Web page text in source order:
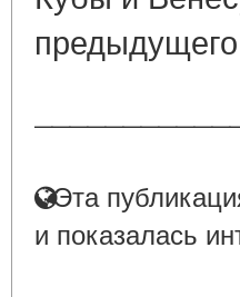
Эта
и показалась